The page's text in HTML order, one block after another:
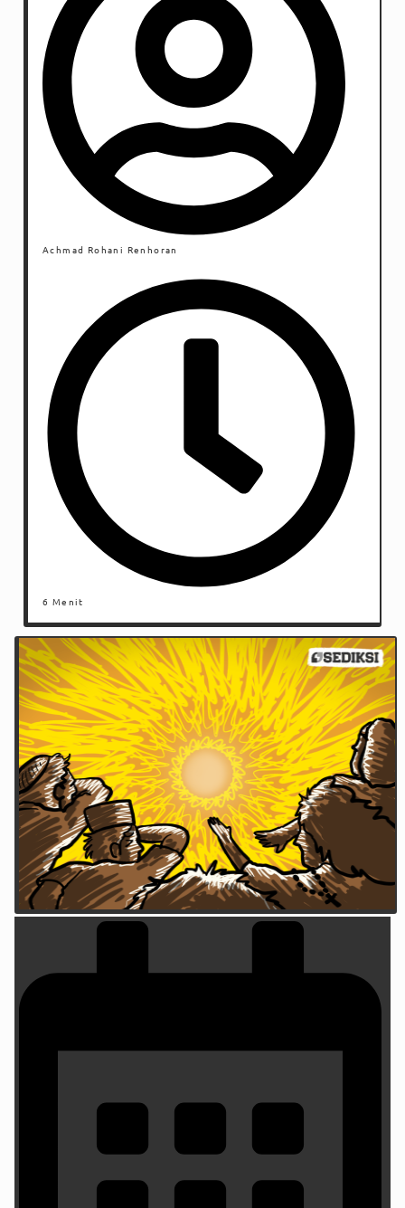
Achmad Rohani Renhoran
6 Menit